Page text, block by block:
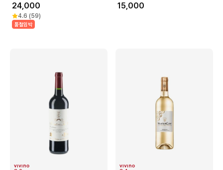
24,000
4.6 (59)
품절임박
15,000